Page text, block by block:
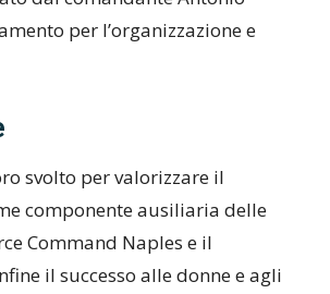
per l’organizzazione e
svolto per valorizzare il
componente ausiliaria delle
Command Naples e il
il successo alle donne e agli